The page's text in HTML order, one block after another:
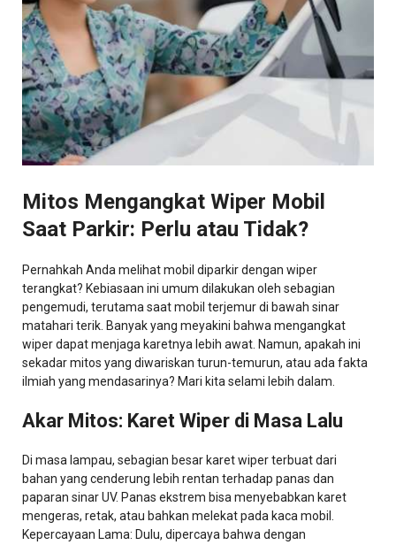
Mitos Mengangkat Wiper Mobil
Saat Parkir: Perlu atau Tidak?
Pernahkah Anda melihat mobil diparkir dengan wiper
terangkat? Kebiasaan ini umum dilakukan oleh sebagian
pengemudi, terutama saat mobil terjemur di bawah sinar
matahari terik. Banyak yang meyakini bahwa mengangkat
wiper dapat menjaga karetnya lebih awat. Namun, apakah ini
sekadar mitos yang diwariskan turun-temurun, atau ada fakta
ilmiah yang mendasarinya? Mari kita selami lebih dalam.
Akar Mitos: Karet Wiper di Masa Lalu
Di masa lampau, sebagian besar karet wiper terbuat dari
bahan yang cenderung lebih rentan terhadap panas dan
paparan sinar UV. Panas ekstrem bisa menyebabkan karet
mengeras, retak, atau bahkan melekat pada kaca mobil.
Kepercayaan Lama: Dulu, dipercaya bahwa dengan